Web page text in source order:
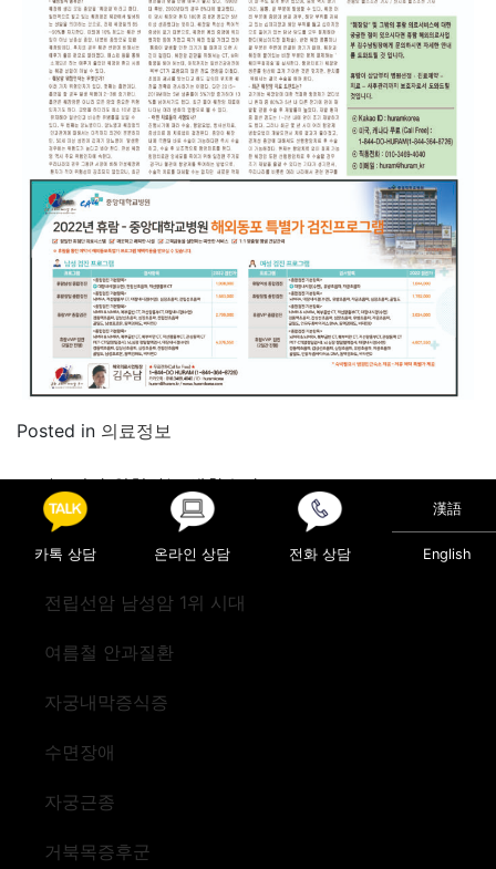
Posted in 의료정보
Post navigation
눈 건강 위협하는 생활습관
골프성수기 회전근개파열 주의
카톡 상담 온라인 상담 전화 상담
漢語
English
전립선암 남성암 1위 시대
여름철 안과질환
자궁내막증식증
수면장애
자궁근종
거북목증후군